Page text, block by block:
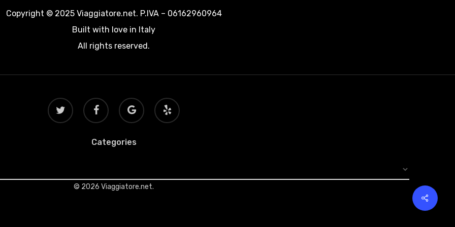
Copyright © 2025 Viaggiatore.net. P.IVA – 06162960964
Built with love in Italy
All rights reserved.
twitter facebook
google-
plus
yelp
Categories
© 2026 Viaggiatore.net.